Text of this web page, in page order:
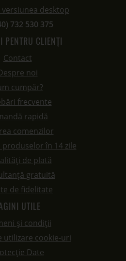
desktop
732 530 375
PENTRU CLIENȚI
Contact
noi
cumpăr?
frecvente
rapidă
comenzilor
produselor în 14 zile
de plată
gratuită
de fidelitate
UTILE
și condiții
utilizare cookie-uri
Date